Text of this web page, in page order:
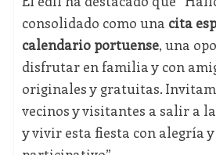
consolidado como una cita
calendario portuense, una
disfrutar en familia y con
originales y gratuitas.
vecinos y visitantes a salir a
y vivir esta fiesta con alegría